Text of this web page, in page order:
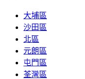
大埔區
沙田區
北區
元朗區
屯門區
荃灣區